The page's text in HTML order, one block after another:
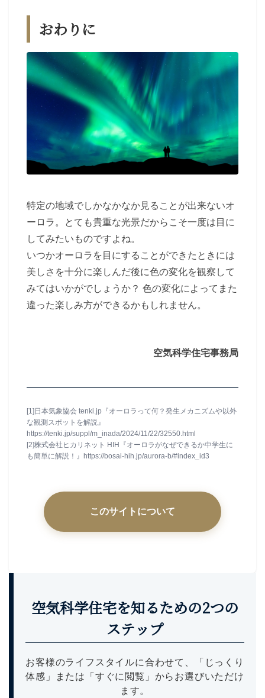
おわりに
特定の地域でしかなかなか見ることが出来ないオ
ーロラ。とても貴重な光景だからこそ一度は目に
してみたいものですよね。
いつかオーロラを目にすることができたときには
美しさを十分に楽しんだ後に色の変化を観察して
みてはいかがでしょうか？ 色の変化によってまた
違った楽しみ方ができるかもしれません。
空気科学住宅事務局
[1] 日本気象協会 tenki.jp 『オーロラって何？発生メカニズムや以外
な観測スポットを解説』
https://tenki.jp/suppl/m_inada/2024/11/22/32550.html
[2]株式会社ヒカリネット HIH
『オーロラがなぜできるか中学生に
も簡単に解説！』
https://bosai-hih.jp/aurora-b/#index_id3
このサイトについて
空気科学住宅を知るための2つの
ステップ
お客様のライフスタイルに合わせて、「じっくり
体感」または「すぐに閲覧」からお選びいただけ
ます。